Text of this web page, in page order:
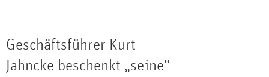
Geschäftsführer Kurt
Jahncke beschenkt „seine“